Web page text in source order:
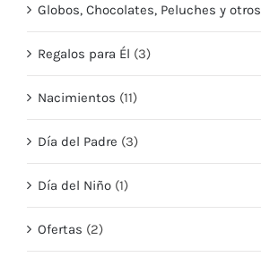
Globos, Chocolates, Peluches y otros
Regalos para Él (3)
Nacimientos (11)
Día del Padre (3)
Día del Niño (1)
Ofertas (2)